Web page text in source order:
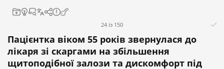
24 із 150
Пацієнтка віком 55 років звернулася до
лікаря зі скаргами на збільшення
щитоподібної залози та дискомфорт під